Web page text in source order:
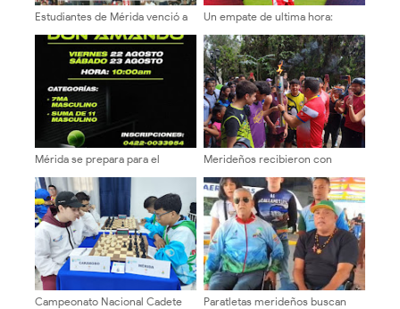
Estudiantes de Mérida venció a
de Zumba
Un empate de ultima hora:
Mérida se prepara para el
Amando" este fin de semana
Merideños recibieron con
Juegos Escolares Nacionales
2025
Campeonato Nacional Cadete
Paratletas merideños buscan